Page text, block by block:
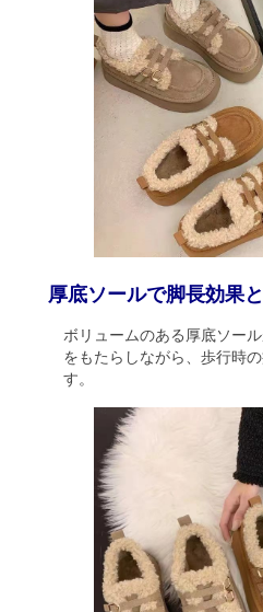
厚底ソールで脚長効果
ボリュームのある厚底ソー
をもたらしながら、歩行時
す。